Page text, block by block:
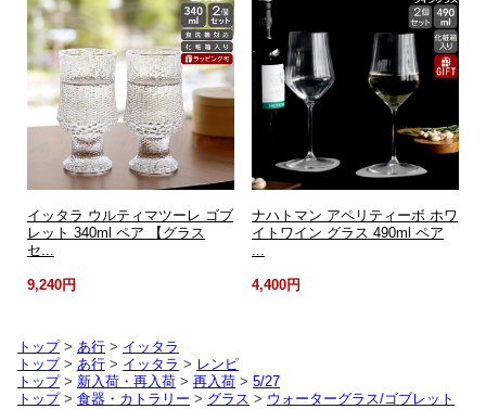
イッタラ ウルティマツーレ ゴブ
レット 340ml ペア 【グラス
セ...
ナハトマン アペリティーボ ホワ
イトワイン グラス 490ml ペア
9,240円 4,400円
トップ> あ行 > イッタラ
トップ> あ行 > イッタラ > レンピ
トップ> 新入荷・再入荷 > 再入荷 > 5/27
トップ> 食器・カトラリー > グラス > ウォーターグラス/ゴブレット